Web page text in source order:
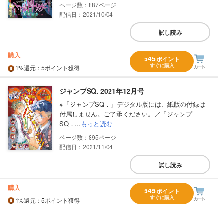
887
配信日：2021/10/04
試し読み
購入
1%還元 ：5ポイント獲得
545ポイント
すぐに購入
ジャンプSQ. 2021年12月号
※「ジャンプSQ．」デジタル版には、紙版の付録は
付属しません。ご了承ください。／「ジャンプ
SQ．...もっと読む
895
配信日：2021/11/04
試し読み
購入
1%還元 ：5ポイント獲得
545ポイント
すぐに購入